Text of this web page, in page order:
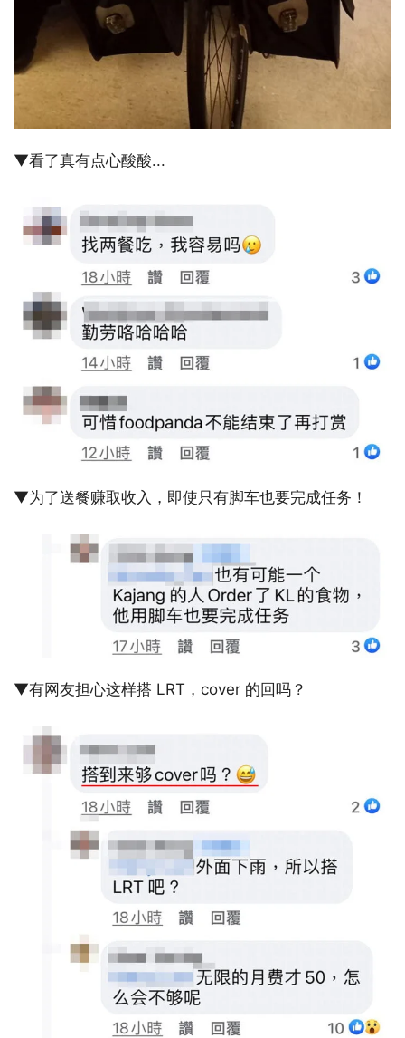
▼看了真有点心酸酸...
▼为了送餐赚取收入，即使只有脚车也要完成任务！
▼有网友担心这样搭 LRT，cover 的回吗？